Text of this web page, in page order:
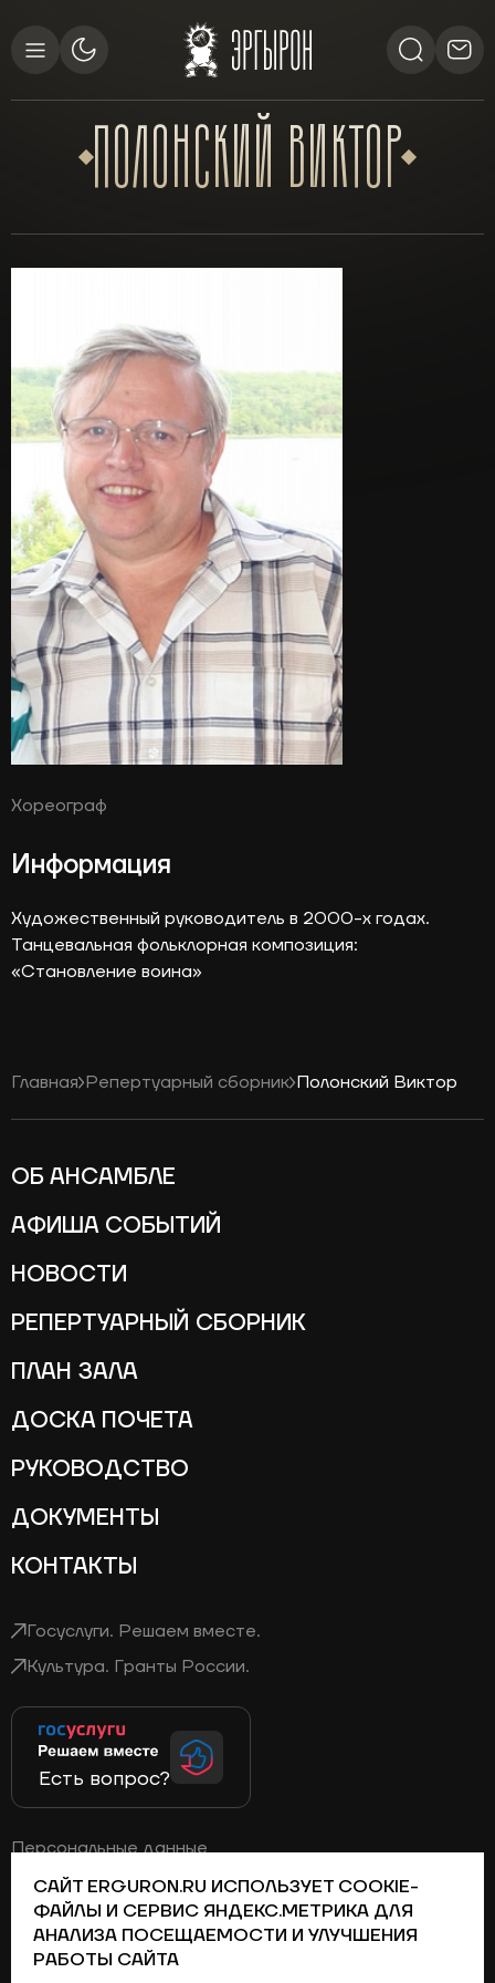
ПОЛОНСКИЙ ВИКТОР
Хореограф
Информация
Художественный руководитель в 2000-х годах.
Танцевальная фольклорная композиция:
«Становление воина»
Главная Репертуарный сборник Полонский Виктор
ОБ АНСАМБЛЕ
АФИША СОБЫТИЙ
НОВОСТИ
РЕПЕРТУАРНЫЙ СБОРНИК
ПЛАН ЗАЛА
ДОСКА ПОЧЕТА
РУКОВОДСТВО
ДОКУМЕНТЫ
КОНТАКТЫ
Госуслуги. Решаем вместе.
Культура. Гранты России.
Есть вопрос?
Персональные данные
Политика конфиденциальности
ТелеграмВконтактеДзенОдноклассники
САЙТ ERGURON.RU ИСПОЛЬЗУЕТ COOKIE-
ФАЙЛЫ И СЕРВИС ЯНДЕКС.МЕТРИКА ДЛЯ
АНАЛИЗА ПОСЕЩАЕМОСТИ И УЛУЧШЕНИЯ
РАБОТЫ САЙТА